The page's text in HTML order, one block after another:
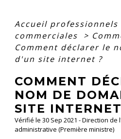
Accueil professionnels
commerciales
>
Comment déclarer le
d'un site internet ?
COMMENT
NOM DE
SITE
Vérifié le 30 Sep 2021 - Direction
administrative (Première ministre)